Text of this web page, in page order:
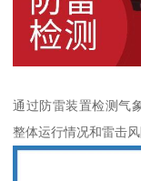
通过防雷装置检测气
整体运行情况和雷击